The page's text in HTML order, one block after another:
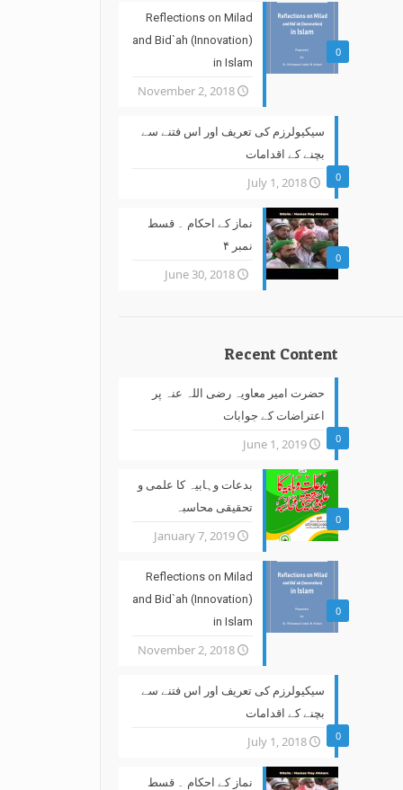
0
Reflections on Milad
and Bid`ah (Innovation)
in Islam
November 2, 2018
0
سیکیولرزم کی تعریف اور اس فتنے سے
بچنے کے اقدامات
July 1, 2018
0
نماز کے احکام ۔ قسط
نمبر ۴
June 30, 2018
Recent Content
0
حضرت امیر معاویہ رضی اللہ عنہ پر
اعتراضات کے جوابات
June 1, 2019
0
بدعات وہابیہ کا علمی و
تحقیقی محاسبہ
January 7, 2019
0
Reflections on Milad
and Bid`ah (Innovation)
in Islam
November 2, 2018
0
سیکیولرزم کی تعریف اور اس فتنے سے
بچنے کے اقدامات
July 1, 2018
نماز کے احکام ۔ قسط